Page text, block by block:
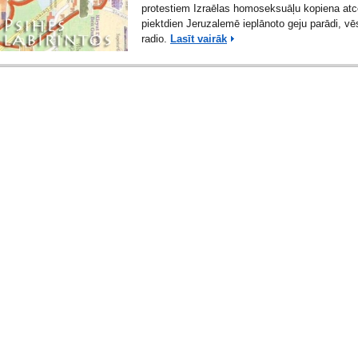
protestiem Izraēlas homoseksuāļu kopiena
piektdien Jeruzalemē ieplānoto geju parādi,
radio. Lasīt vairāk